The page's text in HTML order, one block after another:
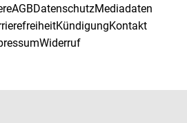
AGBDatenschutzMediadaten
KündigungKontakt
Widerruf